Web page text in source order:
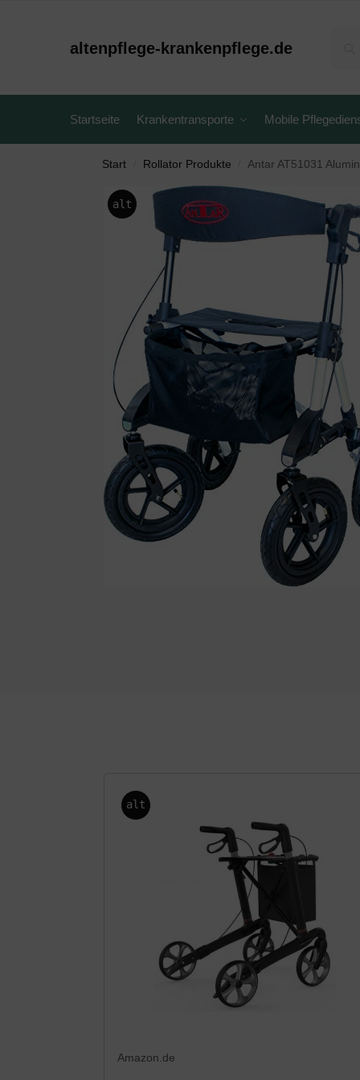
altenpflege-krankenpflege.de
Startseite Krankentransporte Mobile
Start Rollator Produkte Antar AT51031
alt
alt
Amazon.de